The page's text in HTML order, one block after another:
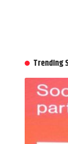
Trending